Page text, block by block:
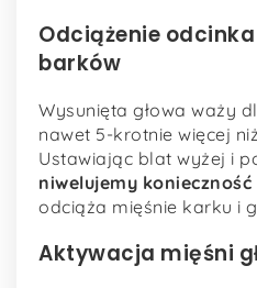
Odciążenie
barków
Wysunięta głowa waży
nawet 5-krotnie więcej
Ustawiając blat wyżej i
niwelujemy
odciąża mięśnie karku i
Aktywacja mięśni